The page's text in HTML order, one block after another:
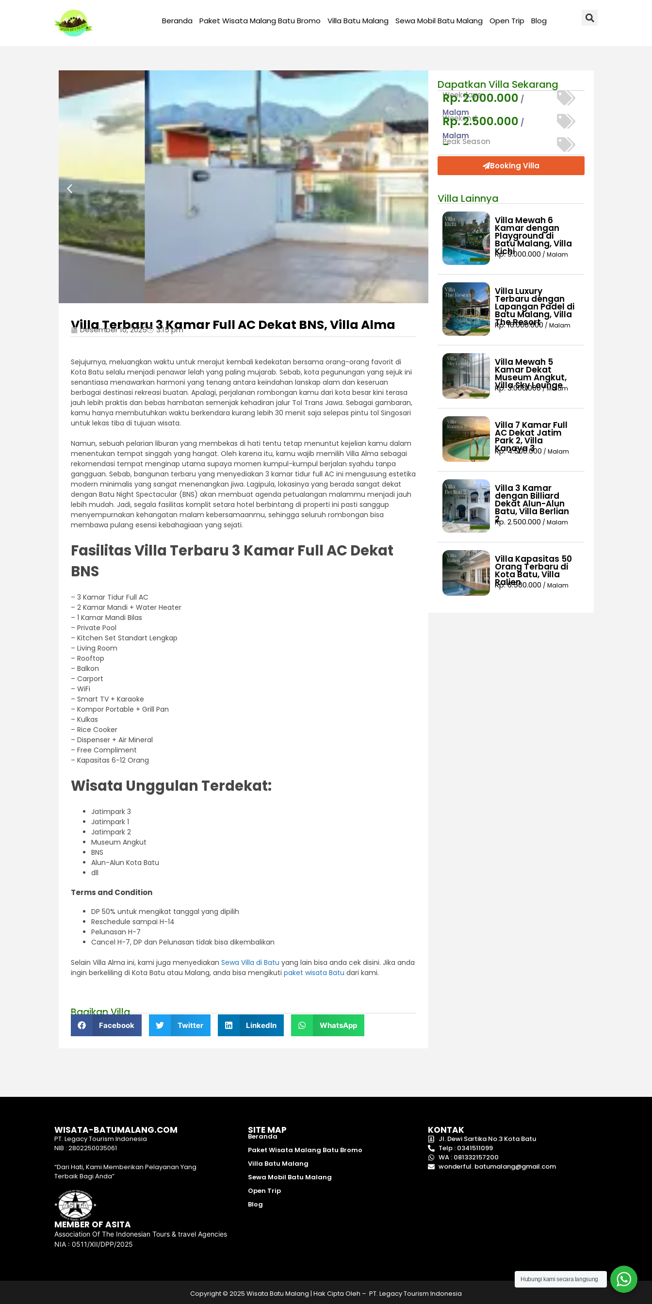
Beranda Paket Wisata Malang Batu Bromo Villa Batu Malang Sewa Mobil Batu Malang Open Trip Blog
Villa Terbaru 3 Kamar Full AC Dekat BNS, Villa Alma
Desember 10, 2025 3:15 pm
Sejujurnya, meluangkan waktu untuk merajut kembali kedekatan bersama orang-orang favorit di
Kota Batu selalu menjadi penawar lelah yang paling mujarab. Sebab, kota pegunungan yang sejuk ini
senantiasa menawarkan harmoni yang tenang antara keindahan lanskap alam dan keseruan
berbagai destinasi rekreasi buatan. Apalagi, perjalanan rombongan kamu dari kota besar kini terasa
jauh lebih praktis dan bebas hambatan semenjak kehadiran jalur Tol Trans Jawa. Sebagai gambaran,
kamu hanya membutuhkan waktu berkendara kurang lebih 30 menit saja selepas pintu tol Singosari
untuk lekas tiba di tujuan wisata.
Namun, sebuah pelarian liburan yang membekas di hati tentu tetap menuntut kejelian kamu dalam
menentukan tempat singgah yang hangat. Oleh karena itu, kamu wajib memilih Villa Alma sebagai
rekomendasi tempat menginap utama supaya momen kumpul-kumpul berjalan syahdu tanpa
gangguan. Sebab, bangunan terbaru yang menyediakan 3 kamar tidur full AC ini mengusung estetika
modern minimalis yang sangat menenangkan jiwa. Lagipula, lokasinya yang berada sangat dekat
dengan Batu Night Spectacular (BNS) akan membuat agenda petualangan malammu menjadi jauh
lebih mudah. Jadi, segala fasilitas komplit setara hotel berbintang di properti ini pasti sanggup
menyempurnakan kehangatan malam kebersamaanmu, sehingga seluruh rombongan bisa
membawa pulang esensi kebahagiaan yang sejati.
Fasilitas Villa Terbaru 3 Kamar Full AC Dekat
BNS
– 3 Kamar Tidur Full AC
– 2 Kamar Mandi + Water Heater
– 1 Kamar Mandi Bilas
– Private Pool
– Kitchen Set Standart Lengkap
– Living Room
– Rooftop
– Balkon
– Carport
– WiFi
– Smart TV + Karaoke
– Kompor Portable + Grill Pan
– Kulkas
– Rice Cooker
– Dispenser + Air Mineral
– Free Compliment
– Kapasitas 6-12 Orang
Wisata Unggulan Terdekat:
Jatimpark 3
Jatimpark 1
Jatimpark 2
Museum Angkut
BNS
Alun-Alun Kota Batu
dll
Terms and Condition
DP 50% untuk mengikat tanggal yang dipilih
Reschedule sampai H-14
Pelunasan H-7
Cancel H-7, DP dan Pelunasan tidak bisa dikembalikan
Selain Villa Alma ini, kami juga menyediakan Sewa Villa di Batu yang lain bisa anda cek disini. Jika anda
ingin berkeliling di Kota Batu atau Malang, anda bisa mengikuti paket wisata Batu dari kami.
Bagikan Villa
Facebook Twitter LinkedIn WhatsApp
Dapatkan Villa Sekarang
Weekdays
Rp. 2.000.000 /
Malam
Weekend
Rp. 2.500.000 /
Malam
Peak Season
-
Booking Villa
Villa Lainnya
Villa Mewah 6
Kamar dengan
Playground di
Batu Malang, Villa
Kichi
Rp. 9.000.000 / Malam
Villa Luxury
Terbaru dengan
Lapangan Padel di
Batu Malang, Villa
The Resort
Rp. 16.000.000 / Malam
Villa Mewah 5
Kamar Dekat
Museum Angkut,
Villa Sky Lounge
Rp. 3.000.000/ Malam
Villa 7 Kamar Full
AC Dekat Jatim
Park 2, Villa
Kanaya 3
Rp. 4.500.000 / Malam
Villa 3 Kamar
dengan Billiard
Dekat Alun-Alun
Batu, Villa Berlian
2
Rp. 2.500.000 / Malam
Villa Kapasitas 50
Orang Terbaru di
Kota Batu, Villa
Ralien
Rp. 6.500.000 / Malam
WISATA-BATUMALANG.COM
PT. Legacy Tourism Indonesia
NIB : 2802250035061
“Dari Hati, Kami Memberikan Pelayanan Yang
Terbaik Bagi Anda”
MEMBER OF ASITA
Association Of The Indonesian Tours & travel Agencies
NIA : 0511/XII/DPP/2025
SITE MAP
Beranda
Paket Wisata Malang Batu Bromo
Villa Batu Malang
Sewa Mobil Batu Malang
Open Trip
Blog
KONTAK
Jl. Dewi Sartika No.3 Kota Batu
Telp : 0341511099
WA : 081332157200
wonderful. batumalang@gmail.com
Copyright © 2025 Wisata Batu Malang | Hak Cipta Oleh – PT. Legacy Tourism Indonesia
Hubungi kami secara langsung